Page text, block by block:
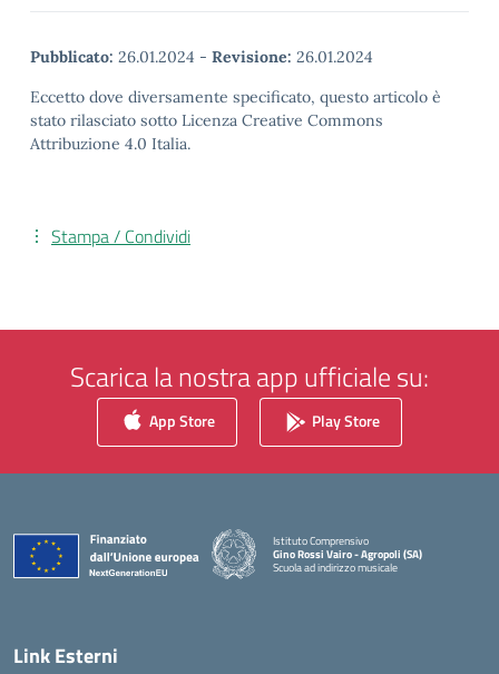
Pubblicato: 26.01.2024 - Revisione: 26.01.2024
Eccetto dove diversamente specificato, questo articolo è
stato rilasciato sotto Licenza Creative Commons
Attribuzione 4.0 Italia.
Stampa / Condividi
Scarica la nostra app ufficiale su:
App Store Play Store
Istituto Comprensivo
Gino Rossi Vairo - Agropoli (SA)
Scuola ad indirizzo musicale
Link Esterni